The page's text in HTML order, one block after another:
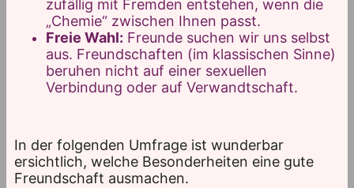
zufällig mit Fremden entstehen, wenn die
„Chemie“ zwischen Ihnen passt.
Freie Wahl: Freunde suchen wir uns selbst
aus. Freundschaften (im klassischen Sinne)
beruhen nicht auf einer sexuellen
Verbindung oder auf Verwandtschaft.
In der folgenden Umfrage ist wunderbar
ersichtlich, welche Besonderheiten eine gute
Freundschaft ausmachen.